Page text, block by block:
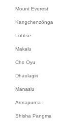
Mount Everest
Kangchenzönga
Lohtse
Makalu
Cho Oyu
Dhaulagiri
Manaslu
Annapurna I
Shisha Pangma